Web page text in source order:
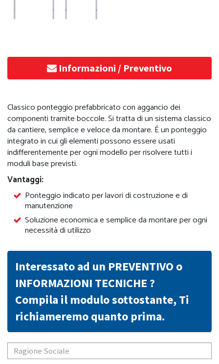
Informazioni / Preventivo
Classico ponteggio prefabbricato con aggancio dei
componenti tramite boccole. Si tratta di un sistema classico
da cantiere, semplice e veloce da montare. É un ponteggio
integrato in cui gli elementi possono essere usati
indifferentemente per ogni modello per risolvere tutti i
moduli base previsti.
Vantaggi:
Ponteggio indicato per lavori di costruzione e di
manutenzione
Soluzione economica e semplice da montare per ogni
necessità di utilizzo
Interessato ad un PREVENTIVO o
INFORMAZIONI TECNICHE ?
Compila il modulo sottostante, Ti
richiameremo quanto prima.